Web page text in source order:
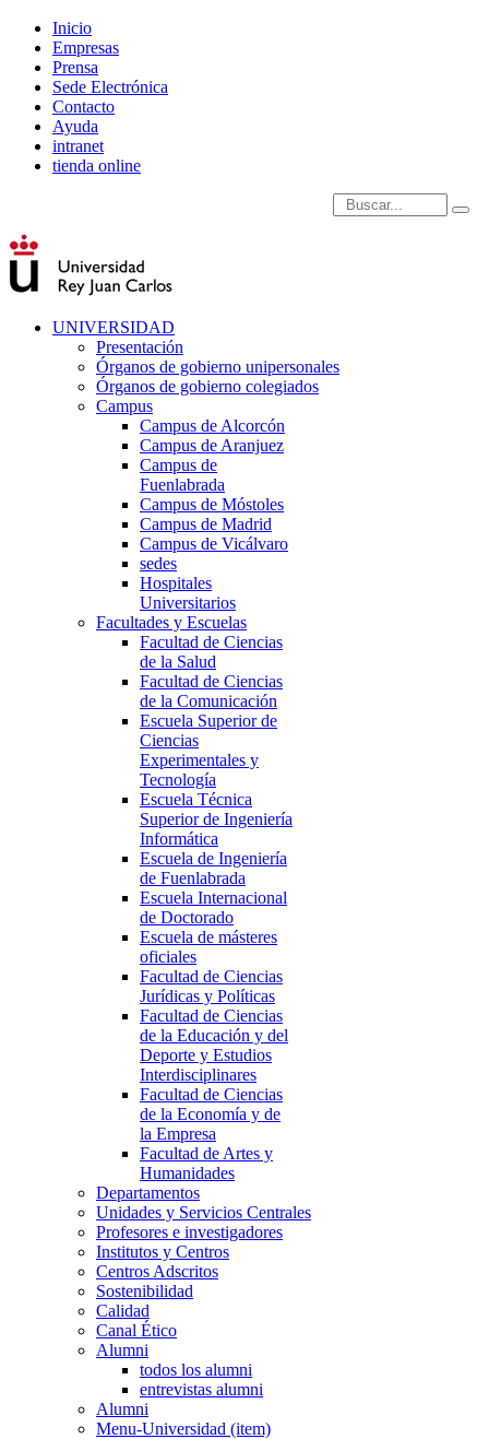
Inicio
Empresas
Prensa
Sede Electrónica
Contacto
Ayuda
intranet
tienda online
Introduce términos de
UNIVERSIDAD
Presentación
Órganos de gobierno unipersonales
Órganos de gobierno colegiados
Campus
Campus de Alcorcón
Campus de Aranjuez
Campus de
Fuenlabrada
Campus de Móstoles
Campus de Madrid
Campus de Vicálvaro
sedes
Hospitales
Universitarios
Facultades y Escuelas
Facultad de Ciencias
de la Salud
Facultad de Ciencias
de la Comunicación
Escuela Superior de
Ciencias
Experimentales y
Tecnología
Escuela Técnica
Superior de Ingeniería
Informática
Escuela de Ingeniería
de Fuenlabrada
Escuela Internacional
de Doctorado
Escuela de másteres
oficiales
Facultad de Ciencias
Jurídicas y Políticas
Facultad de Ciencias
de la Educación y del
Deporte y Estudios
Interdisciplinares
Facultad de Ciencias
de la Economía y de
la Empresa
Facultad de Artes y
Humanidades
Departamentos
Unidades y Servicios Centrales
Profesores e investigadores
Institutos y Centros
Centros Adscritos
Sostenibilidad
Calidad
Canal Ético
Alumni
todos los alumni
entrevistas alumni
Alumni
Menu-Universidad (item)